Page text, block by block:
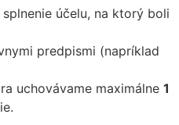
účelu, na ktorý boli
predpismi (napríklad
uchovávame maximálne 1